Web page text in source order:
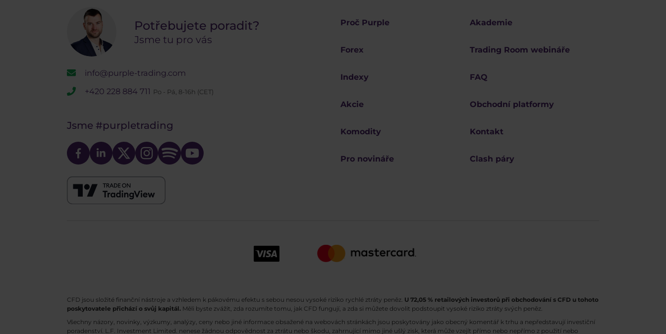
Potřebujete poradit?
Jsme tu pro vás
info@purple-trading.com
+420 228 884 711 Po - Pá, 8-16h (CET)
Jsme #purpletrading
Proč Purple Akademie
Forex Trading Room webináře
Indexy FAQ
Akcie Obchodní platformy
Komodity Kontakt
Pro novináře Clash páry
CFD jsou složité finanční nástroje a vzhledem k pákovému efektu s sebou nesou vysoké riziko rychlé ztráty peněz. U 72,05 % retailových investorů při obchodování s CFD u tohoto
poskytovatele přichází o svůj kapitál. Měli byste zvážit, zda rozumíte tomu, jak CFD fungují, a zda si můžete dovolit podstoupit vysoké riziko ztráty svých peněz.
Všechny názory, novinky, výzkumy, analýzy, ceny nebo jiné informace obsažené na webovách stránkách jsou poskytovány jako obecný komentář k trhu a nepředstavují investiční
poradenství. L.F. Investment Limited. nenese žádnou odpovědnost za ztrátu nebo škodu, zahrnující mimo jiné ušlý zisk, která může vzejít přímo nebo nepřímo z použití nebo